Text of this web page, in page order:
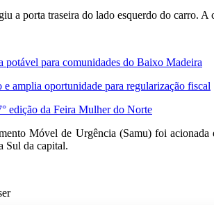
a porta traseira do lado esquerdo do carro.
potável para comunidades do Baixo Madeira
amplia oportunidade para regularização fiscal
edição da Feira Mulher do Norte
Móvel de Urgência (Samu) foi
Sul da capital.